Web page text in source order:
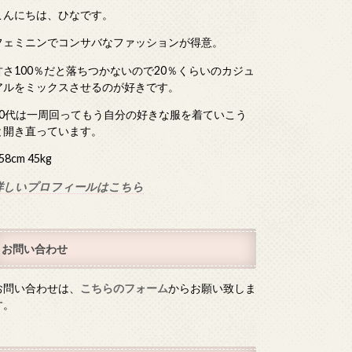
んにちは、ひなです。
ェミニンでコンサバなファッションが得意。
さ100％だと落ちつかないので20％くらいのカジュ
ルをミックスさせるのが好きです。
代は一周回ってもう自分の好きな服を着ていこう
開き直っています。
45kg
しいプロフィールはこちら
お問い合わせ
問い合わせは、 こちらのフォームからお願い致しま